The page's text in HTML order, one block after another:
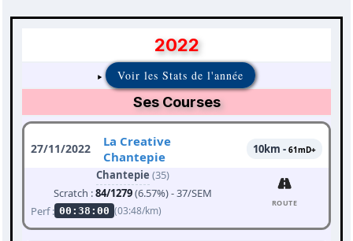
2022
Voir les Stats de l'année
Ses Courses
27/11/2022
La Creative
Chantepie
10km - 61mD+
Chantepie (35)
Scratch :84/1279(6.57%) - 37/SEM
Perf : 00:38:00 (03:48/km)
ROUTE